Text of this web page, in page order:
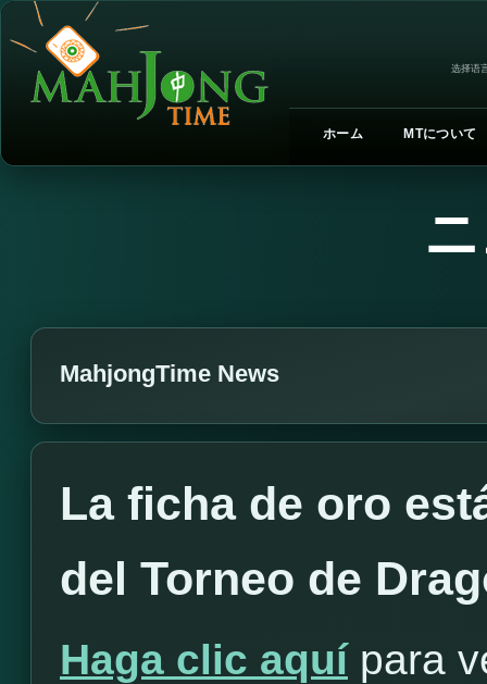
选择语
ホーム MTについて
MahjongTime News
La ficha de oro
del Torneo de
Haga clic aquípara